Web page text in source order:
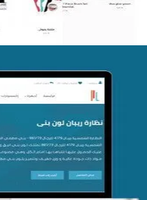
تصميم